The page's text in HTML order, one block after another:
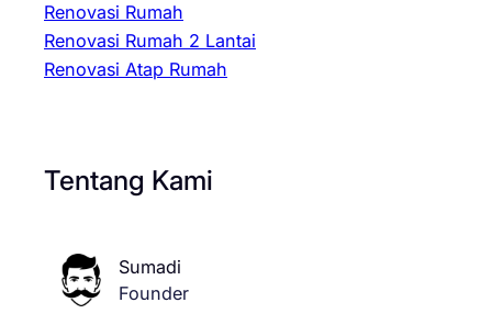
Renovasi Rumah
Renovasi Rumah 2 Lantai
Renovasi Atap Rumah
Tentang Kami
Sumadi
Founder